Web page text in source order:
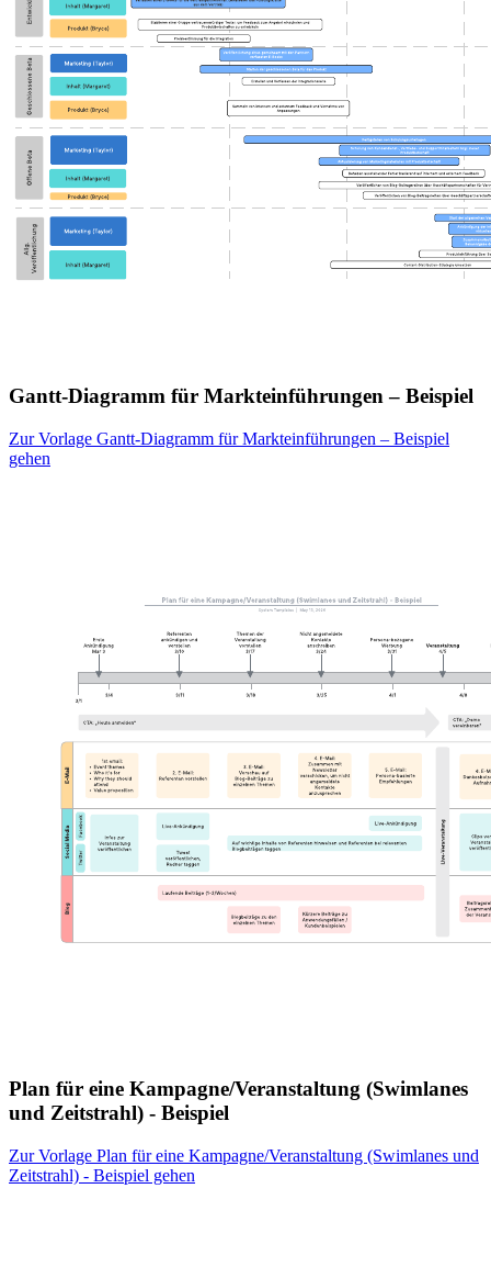
Gantt-Diagramm für Markteinführungen – Beispiel
Zur Vorlage Gantt-Diagramm für Markteinführungen – Beispiel
gehen
Plan für eine Kampagne/Veranstaltung (Swimlanes
und Zeitstrahl) - Beispiel
Zur Vorlage Plan für eine Kampagne/Veranstaltung (Swimlanes und
Zeitstrahl) - Beispiel gehen